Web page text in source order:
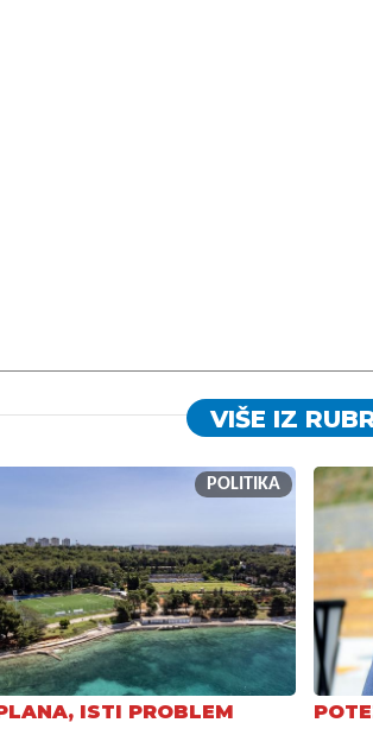
VIŠE IZ
POLITIKA
ISTI PROBLEM